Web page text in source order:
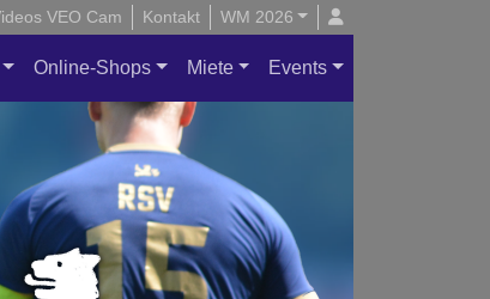
VEO Cam Kontakt WM 2026
Online-Shops Miete Events